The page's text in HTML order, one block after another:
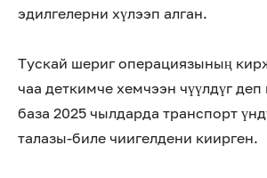
эдилгелерни хүлээп алган.
Тускай шериг операциязының
чаа деткимче хемчээн чүүлдүг
база 2025 чылдарда транспорт
талазы-биле чиигелдени киирген.